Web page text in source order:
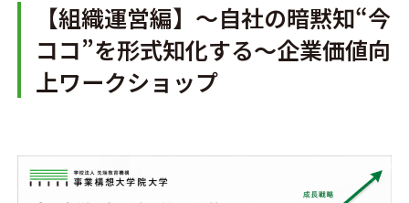
【組織運営編】～自社の暗黙知“今
ココ”を形式知化する～企業価値向
上ワークショップ